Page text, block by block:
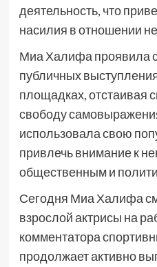
деятельность, что
насилия в отношении
Миа Халифа проявила
публичных
площадках, отстаивая
свободу
использовала свою
привлечь внимание к
общественным и
Сегодня Миа Халифа
взрослой актрисы на
комментатора
продолжает активно